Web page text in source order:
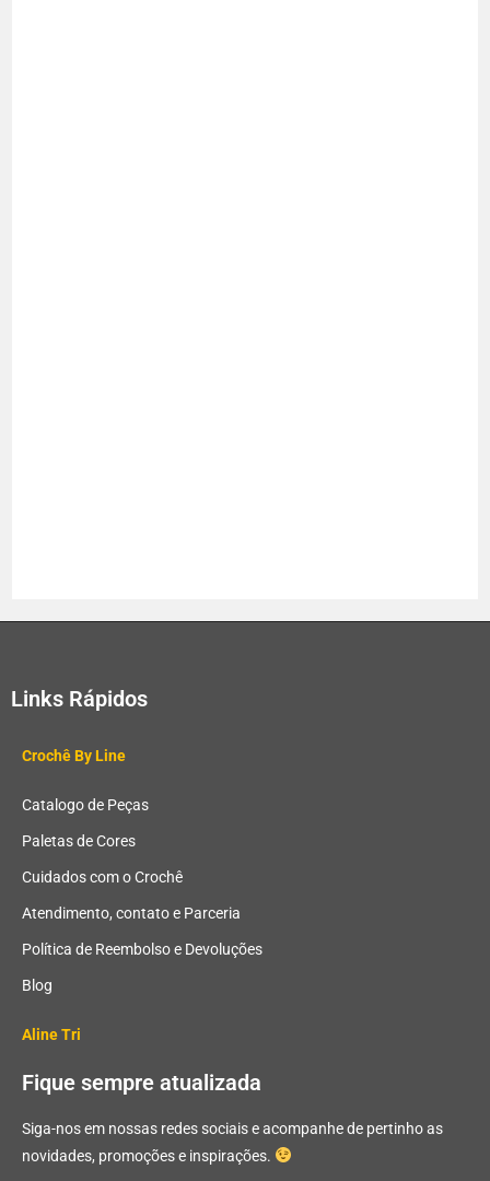
Links Rápidos
Crochê By Line
Catalogo de Peças
Paletas de Cores
Cuidados com o Crochê
Atendimento, contato e Parceria
Política de Reembolso e Devoluções
Blog
Aline Tri
Fique sempre atualizada
Siga-nos em nossas redes sociais e acompanhe de pertinho as
novidades, promoções e inspirações.